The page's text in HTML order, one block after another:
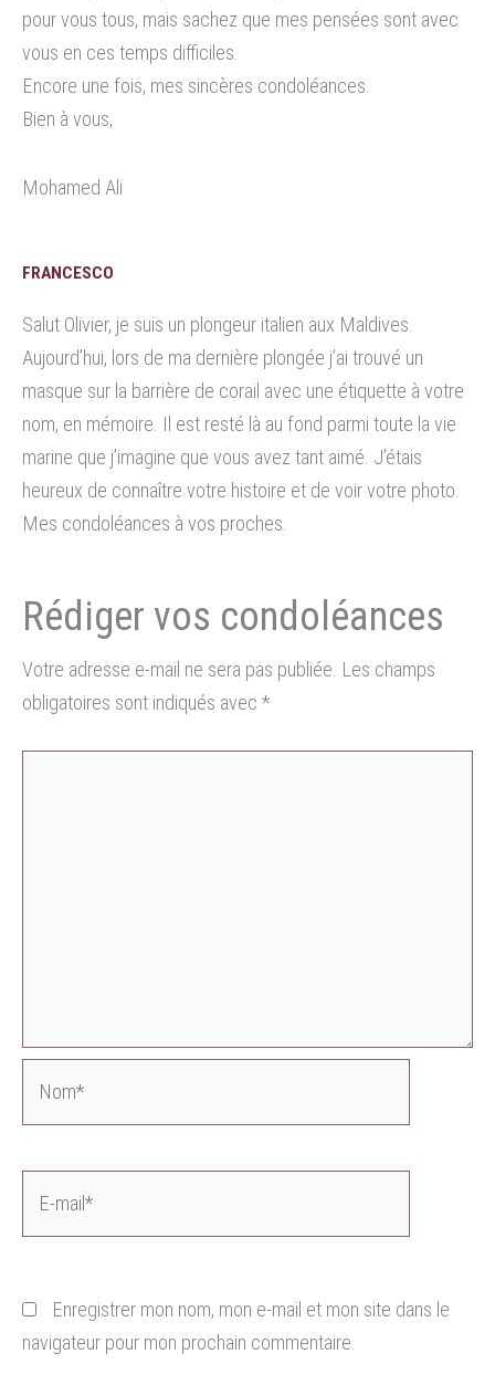
pour vous tous, mais sachez que mes pensées sont avec
vous en ces temps difficiles.
Encore une fois, mes sincères condoléances.
Bien à vous,
Mohamed Ali
FRANCESCO
Salut Olivier, je suis un plongeur italien aux Maldives.
Aujourd’hui, lors de ma dernière plongée j’ai trouvé un
masque sur la barrière de corail avec une étiquette à votre
nom, en mémoire. Il est resté là au fond parmi toute la vie
marine que j’imagine que vous avez tant aimé. J’étais
heureux de connaître votre histoire et de voir votre photo.
Mes condoléances à vos proches.
Votre adresse e-mail ne sera pas publiée. Les champs
obligatoires sont indiqués avec *
Enregistrer mon nom, mon e-mail et mon site dans le
navigateur pour mon prochain commentaire.